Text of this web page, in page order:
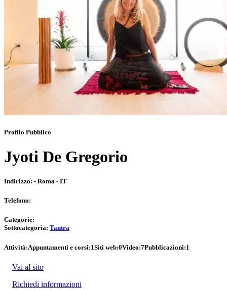
Profilo Pubblico
Jyoti De Gregorio
Indirizzo: - Roma - IT
Telefono:
Categorie:
Sottocategoria: Tantra
Attività:Appuntamenti e corsi:1Siti web:0Video:7Pubblicazioni:1
Vai al sito
Richiedi informazioni